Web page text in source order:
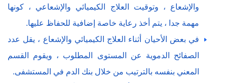
والإشعاع ، وتوقيت العلاج الكيميائي والإشعاعي ، كونها
مهمة جدا ، يتم أخذ رعاية خاصة إضافية للحفاظ عليها.
في بعض الأحيان أثناء العلاج الكيميائي والإشعاع ، يقل عدد
الصفائح الدموية عن المستوى المطلوب ، ويقوم القسم
المعني بنفسه بالترتيب من خلال بنك الدم في المستشفى.